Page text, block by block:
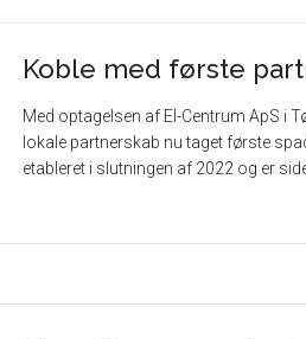
Koble med første
Med optagelsen af El-Centrum ApS i
lokale partnerskab nu taget første
etableret i slutningen af 2022 og er